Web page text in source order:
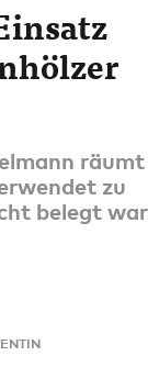
räumt
zu
belegt war